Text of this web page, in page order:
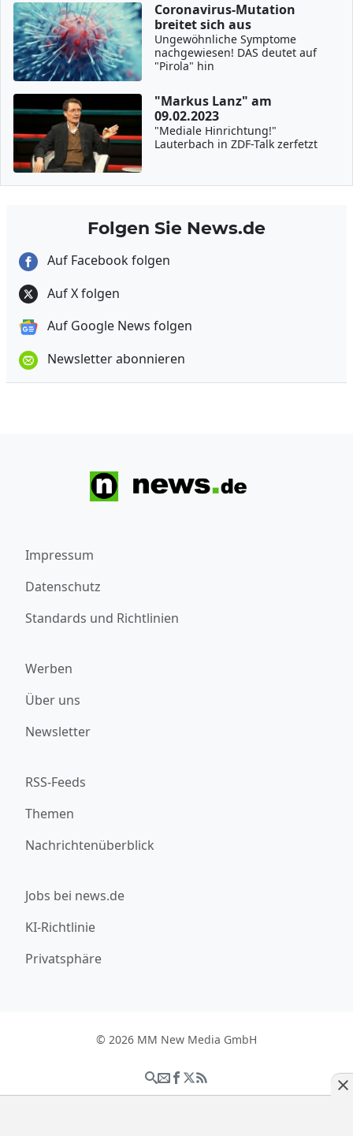
Coronavirus-Mutation
breitet sich aus
Ungewöhnliche Symptome
nachgewiesen! DAS deutet auf
"Pirola" hin
"Markus Lanz" am
09.02.2023
"Mediale Hinrichtung!"
Lauterbach in ZDF-Talk zerfetzt
Folgen Sie News.de
Auf Facebook folgen
Auf X folgen
Auf Google News folgen
Newsletter abonnieren
Impressum
Datenschutz
Standards und Richtlinien
Werben
Über uns
Newsletter
RSS-Feeds
Themen
Nachrichtenüberblick
Jobs bei news.de
KI-Richtlinie
Privatsphäre
© 2026 MM New Media GmbH